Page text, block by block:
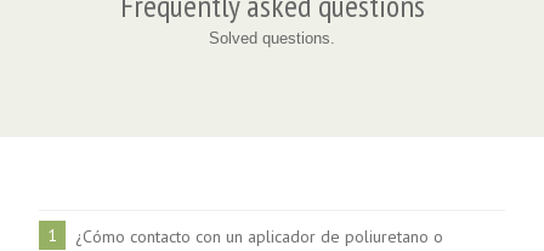
Solved questions.
1
¿Cómo contacto con un aplicador de poliuretano o